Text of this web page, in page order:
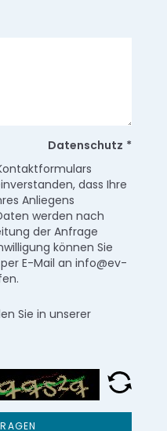
Datenschutz *
dass Ihre
Anliegens
werden nach
der Anfrage
können Sie
E-Mail an info@ev-
Sie in unserer